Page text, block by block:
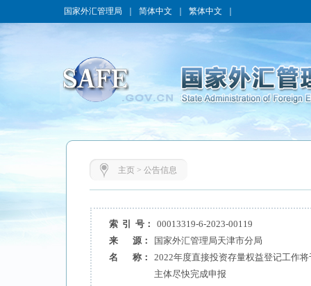
国家外汇管理局 简体中文 繁体中文
主页> 公告信息
索 引 号：
00013319-6-2023-00119
来 源：
国家外汇管理局天津市分局
名 称：
2022年度直接投资存量权益登记工作
主体尽快完成申报